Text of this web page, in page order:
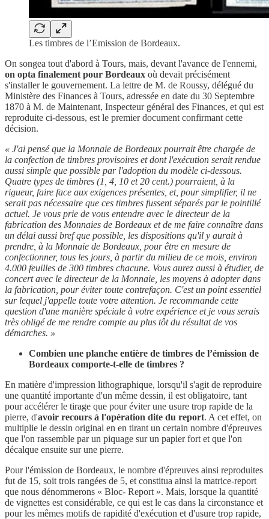
Les timbres de l’Emission de Bordeaux.
On songea tout d'abord à Tours, mais, devant l'avance de l'ennemi,
on opta finalement pour Bordeaux où devait précisément
s'installer le gouvernement. La lettre de M. de Roussy, délégué du
Ministère des Finances à Tours, adressée en date du 30 Septembre
1870 à M. de Maintenant, Inspecteur général des Finances, et qui est
reproduite ci-dessous, est le premier document confirmant cette
décision.
« J'ai pensé que la Monnaie de Bordeaux pourrait être chargée de
la confection de timbres provisoires et dont l'exécution serait rendue
aussi simple que possible par l'adoption du modèle ci-dessous.
Quatre types de timbres (1, 4, 10 et 20 cent.) pourraient, à la
rigueur, faire face aux exigences présentes, et, pour simplifier, il ne
serait pas nécessaire que ces timbres fussent séparés par le pointillé
actuel. Je vous prie de vous entendre avec le directeur de la
fabrication des Monnaies de Bordeaux et de me faire connaître dans
un délai aussi bref que possible, les dispositions qu'il y aurait à
prendre, à la Monnaie de Bordeaux, pour être en mesure de
confectionner, tous les jours, à partir du milieu de ce mois, environ
4.000 feuilles de 300 timbres chacune. Vous aurez aussi à étudier, de
concert avec le directeur de la Monnaie, les moyens à adopter dans
la fabrication, pour éviter toute contrefaçon. C'est un point essentiel
sur lequel j'appelle toute votre attention. Je recommande cette
question d'une manière spéciale à votre expérience et je vous serais
très obligé de me rendre compte au plus tôt du résultat de vos
démarches. »
Combien une planche entière de timbres de l’émission de
Bordeaux comporte-t-elle de timbres ?
En matière d'impression lithographique, lorsqu'il s'agit de reproduire
une quantité importante d'un même dessin, il est obligatoire, tant
pour accélérer le tirage que pour éviter une usure trop rapide de la
pierre, d'avoir recours à l'opération dite du report. A cet effet, on
multiplie le dessin original en en tirant un certain nombre d'épreuves
que l'on rassemble par un piquage sur un papier fort et que l'on
décalque ensuite sur une pierre.
Pour l'émission de Bordeaux, le nombre d'épreuves ainsi reproduites
fut de 15, soit trois rangées de 5, et constitua ainsi la matrice-report
que nous dénommerons « Bloc- Report ». Mais, lorsque la quantité
de vignettes est considérable, ce qui est le cas dans la circonstance et
pour les mêmes motifs de rapidité d'exécution et d'usure trop rapide,